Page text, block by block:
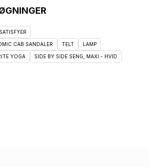
SATISFYER
CAB SANDALER TELT LAMP
YOGA SIDE BY SIDE SENG, MAXI - HVID